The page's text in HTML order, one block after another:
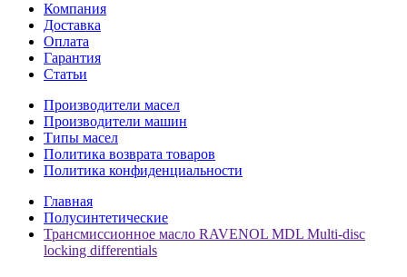
Компания
Доставка
Оплата
Гарантия
Статьи
Производители масел
Производители машин
Типы масел
Политика возврата товаров
Политика конфиденциальности
Главная
Полусинтетические
Трансмиссионное масло RAVENOL MDL Multi-disc
locking differentials